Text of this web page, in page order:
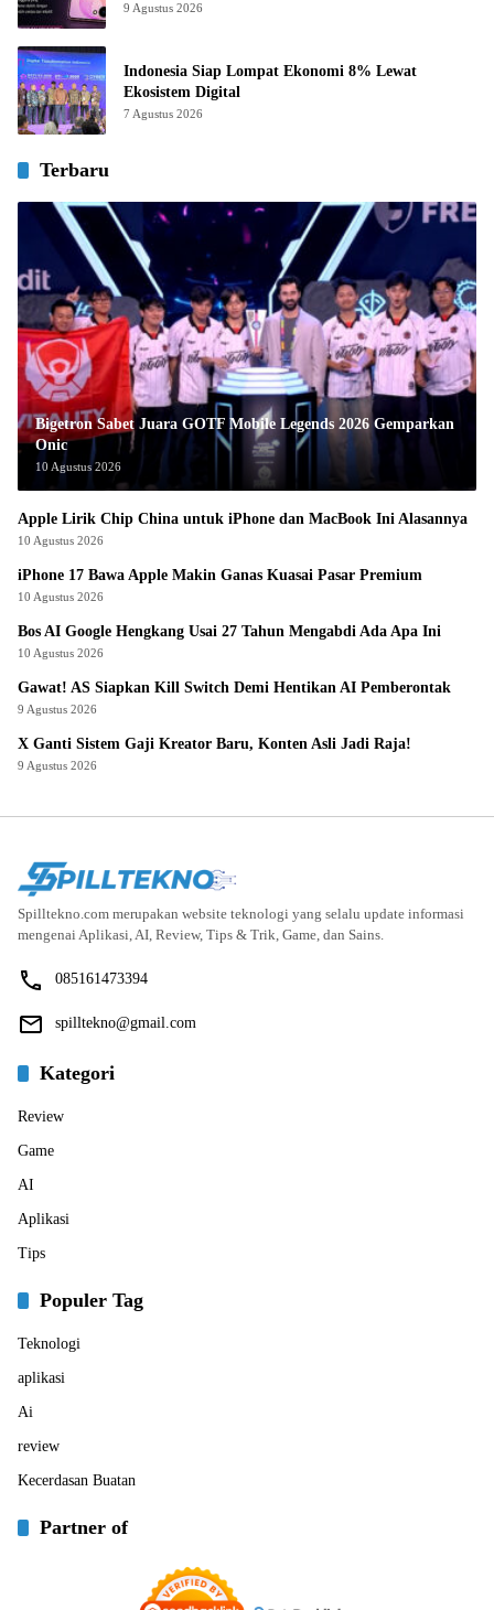
9 Agustus 2026
Indonesia Siap Lompat Ekonomi 8% Lewat
Ekosistem Digital
7 Agustus 2026
Terbaru
Bigetron Sabet Juara GOTF Mobile Legends 2026 Gemparkan
Onic
10 Agustus 2026
Apple Lirik Chip China untuk iPhone dan MacBook Ini Alasannya
10 Agustus 2026
iPhone 17 Bawa Apple Makin Ganas Kuasai Pasar Premium
10 Agustus 2026
Bos AI Google Hengkang Usai 27 Tahun Mengabdi Ada Apa Ini
10 Agustus 2026
Gawat! AS Siapkan Kill Switch Demi Hentikan AI Pemberontak
9 Agustus 2026
X Ganti Sistem Gaji Kreator Baru, Konten Asli Jadi Raja!
9 Agustus 2026
Spilltekno.com merupakan website teknologi yang selalu update informasi
mengenai Aplikasi, AI, Review, Tips & Trik, Game, dan Sains.
085161473394
spilltekno@gmail.com
Kategori
Review
Game
AI
Aplikasi
Tips
Populer Tag
Teknologi
aplikasi
Ai
review
Kecerdasan Buatan
Partner of